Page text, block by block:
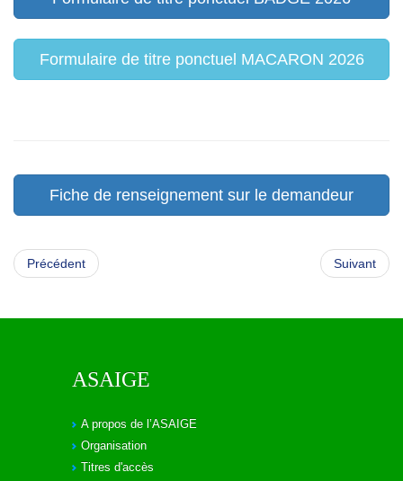
Formulaire de titre ponctuel MACARON 2026
Fiche de renseignement sur le demandeur
Précédent Suivant
ASAIGE
A propos de l’ASAIGE
Organisation
Titres d'accès